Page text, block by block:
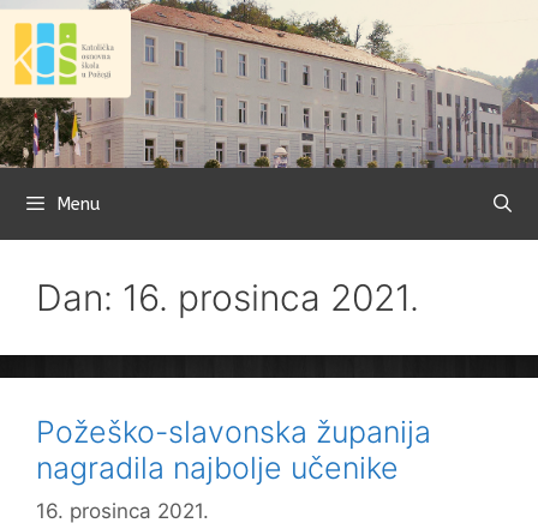
Preskoči
sadržaj
Menu
Dan: 16. prosinca 2021.
Požeško-slavonska županija
nagradila najbolje učenike
16. prosinca 2021.